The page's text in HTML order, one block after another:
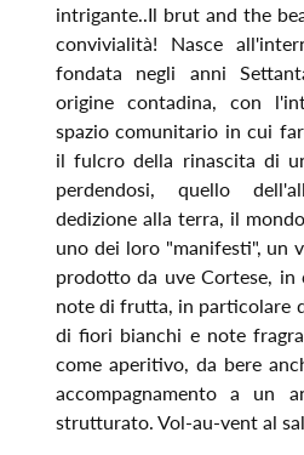
intrigante..Il brut and the
convivialità! Nasce
fondata negli anni
origine contadina, con
spazio comunitario in cui
il fulcro della rinascita di
perdendosi, quello
dedizione alla terra, il
uno dei loro "manifesti", un
prodotto da uve Cortese, in
note di frutta, in particolare
di fiori bianchi e note
come aperitivo, da bere
accompagnamento a un
strutturato. Vol-au-vent al